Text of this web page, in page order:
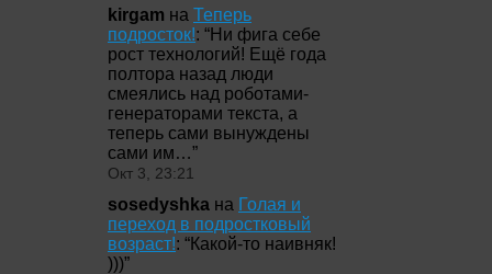
kirgam на Теперь
подросток!: “Ни фига себе
рост технологий! Ещё года
полтора назад люди
смеялись над роботами-
генераторами текста, а
теперь сами вынуждены
сами им…”
Окт 3, 23:21
sosedyshka на Голая и
переход в подростковый
возраст!: “Какой-то наивняк!
)))”